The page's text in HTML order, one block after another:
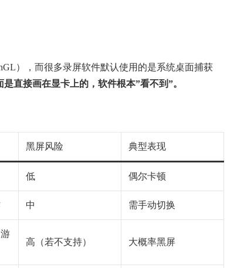
），而很多录屏软件默认使用的是系统桌面捕获
直接画在显卡上的，软件根本”看不到”。
黑屏风险 典型表现
低 偶尔卡顿
中 需手动切换
高（若不支持） 大概率黑屏